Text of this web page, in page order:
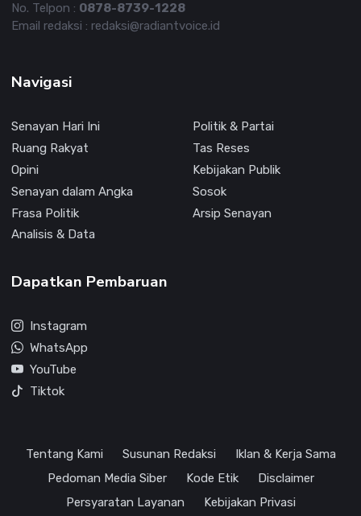
No. Telpon : 0878-8739-1228
Email redaksi : redaksi@radiantvoice.id
Navigasi
Senayan Hari Ini
Politik & Partai
Ruang Rakyat
Tas Reses
Opini
Kebijakan Publik
Senayan dalam Angka
Sosok
Frasa Politik
Arsip Senayan
Analisis & Data
Dapatkan Pembaruan
Instagram
WhatsApp
YouTube
Tiktok
Tentang Kami Susunan Redaksi
Iklan & Kerja Sama
Pedoman Media Siber
Kode Etik
Disclaimer
Persyaratan Layanan
Kebijakan Privasi